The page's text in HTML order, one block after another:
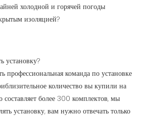
холодной и горячей погоды
изоляцией?
установку?
профессиональная команда по установке
количество вы купили на
составляет более 300 комплектов, мы
установку, вам нужно отвечать только